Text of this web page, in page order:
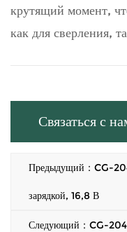
крутящий момент,
как для сверления,
Связаться с
Предыдущий：CG-
зарядкой, 16,8 В
Следующий：CG-2041